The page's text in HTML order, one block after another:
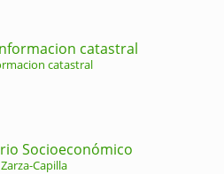
catastral
catastral
Socioeconómico
Capilla